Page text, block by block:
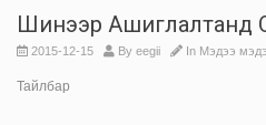
Шинээр Ашиглалтанд
2015-12-15 By eegii In Мэдээ
Тайлбар